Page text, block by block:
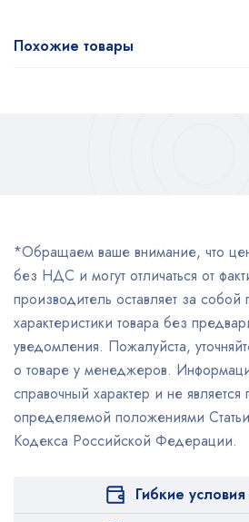
Похожие товары
*Обращаем ваше внимание, что
без НДС и могут отличаться от
производитель оставляет за собой
характеристики товара без
уведомления. Пожалуйста,
о товаре у менеджеров.
справочный характер и не
определяемой положениями
Кодекса Российской Федерации.
Гибкие